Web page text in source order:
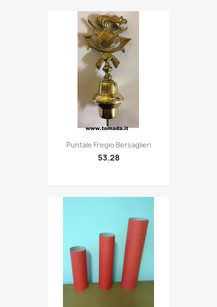
 Quick view
Puntale Fregio Bersaglieri
53.28